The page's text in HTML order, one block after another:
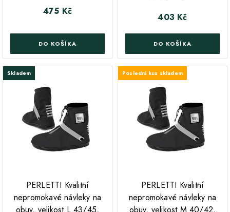
Cena
475 Kč
DO KOŠÍKA
Cena
403 Kč
DO KOŠÍKA
Skladem
PERLETTI Kvalitní
nepromokavé návleky na
obuv, velikost L 43/45,
Poslední kus skladem
PERLETTI Kvalitní
nepromokavé návleky na
obuv, velikost M 40/42,